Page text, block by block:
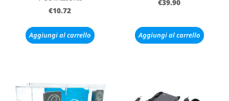
€10.72
Aggiungi al carrello
€39.90
Aggiungi al carrello